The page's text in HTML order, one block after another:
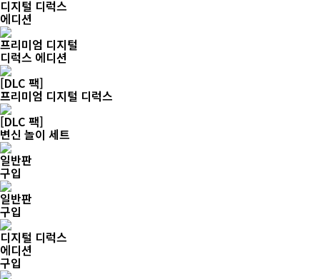
디지털 디럭스
에디션
프리미엄 디지털
디럭스 에디션
[DLC 팩]
프리미엄 디지털 디럭스
[DLC 팩]
변신 놀이 세트
일반판
구입
일반판
구입
디지털 디럭스
에디션
구입